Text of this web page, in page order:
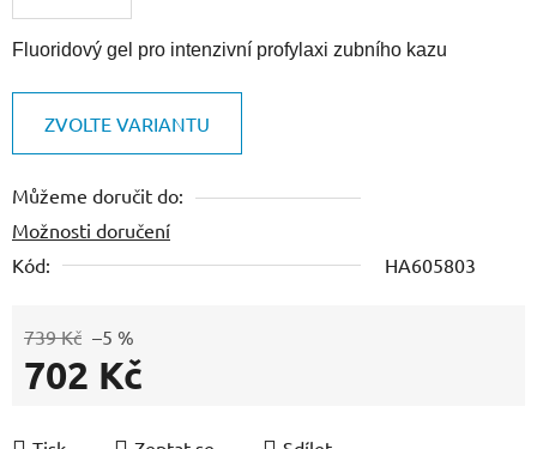
Fluoridový gel pro intenzivní profylaxi zubního kazu
ZVOLTE VARIANTU
Můžeme doručit do:
Možnosti doručení
Kód:
HA605803
739 Kč –5 %
702 Kč